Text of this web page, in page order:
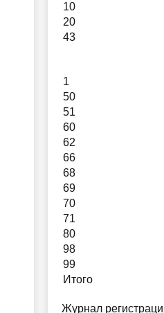
10
20
43
1
50
51
60
62
66
68
69
70
71
80
98
99
Итого
Журнал